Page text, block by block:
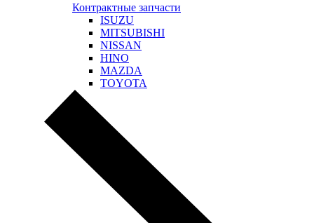
Контрактные запчасти
ISUZU
MITSUBISHI
NISSAN
HINO
MAZDA
TOYOTA